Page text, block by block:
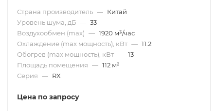
Страна производитель — Китай
Уровень шума, дБ — 33
Воздухообмен (max) — 1920 м³/час
Охлаждение (max мощность), кВт — 11.2
Обогрев (max мощность), кВт — 13
Площадь помещения — 112 м²
Серия — RX
Цена по запросу